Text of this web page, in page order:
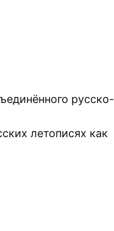
русско-
летописях как